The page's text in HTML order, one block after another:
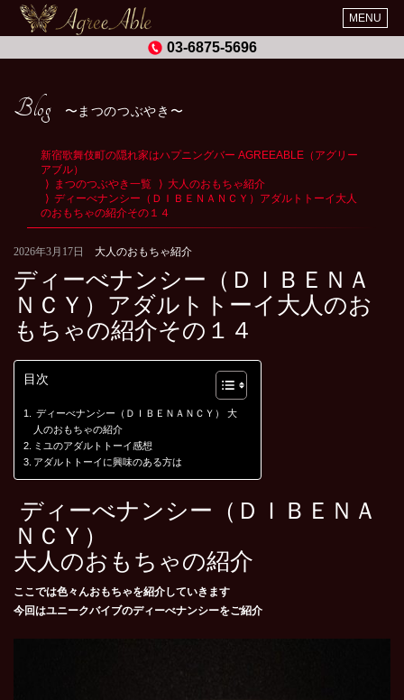
MENU
03-6875-5696
Blog まつのつぶやき
新宿歌舞伎町の隠れ家はハプニングバー AGREEABLE（アグリー
アブル）
まつのつぶやき一覧
大人のおもちゃ紹介
ディーべナンシー（ＤＩＢＥＮＡＮＣＹ）アダルトトーイ大人
のおもちゃの紹介その１４
2026年3月17日 大人のおもちゃ紹介
ディーべナンシー（ＤＩＢＥＮＡ
ＮＣＹ）アダルトトーイ大人のお
もちゃの紹介その１４
目次
ディーべナンシー（ＤＩＢＥＮＡＮＣＹ） 大
人のおもちゃの紹介
ミユのアダルトトーイ感想
アダルトトーイに興味のある方は
ディーべナンシー（ＤＩＢＥＮＡ
ＮＣＹ）
大人のおもちゃの紹介
ここでは色々んおもちゃを紹介していきます
今回はユニークバイブのディーべナンシーをご紹介